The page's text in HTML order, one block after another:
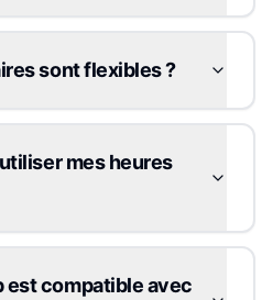
sont flexibles ?
mes heures
est compatible avec